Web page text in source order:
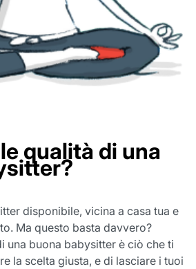
qualità di una
disponibile, vicina a casa tua e
Ma questo basta davvero?
una buona babysitter è ciò che ti
la scelta giusta, e di lasciare i tuoi